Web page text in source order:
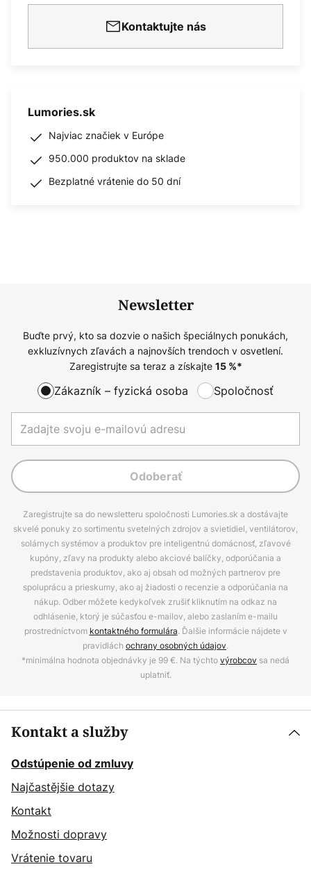
Kontaktujte nás
Lumories.sk
Najviac značiek v Európe
950.000 produktov na sklade
Bezplatné vrátenie do 50 dní
Newsletter
Buďte prvý, kto sa dozvie o našich špeciálnych ponukách,
exkluzívnych zľavách a najnovších trendoch v osvetlení.
Zaregistrujte sa teraz a získajte 15%*
Zákazník – fyzická osoba Spoločnosť
Odoberať
Zaregistrujte sa do newsletteru spoločnosti Lumories.sk a dostávajte
skvelé ponuky zo sortimentu svetelných zdrojov a svietidiel, ventilátorov,
solárnych systémov a produktov pre inteligentnú domácnosť, zľavové
kupóny, zľavy na produkty alebo akciové balíčky, odporúčania a
predstavenia produktov, ako aj obsah od možných partnerov pre
spoluprácu a prieskumy, ako aj žiadosti o recenzie a odporúčania na
nákup. Odber môžete kedykoľvek zrušiť kliknutím na odkaz na
odhlásenie, ktorý je súčasťou e-mailov, alebo zaslaním e-mailu
prostredníctvom kontaktného formulára. Ďalšie informácie nájdete v
pravidlách ochrany osobných údajov.
*minimálna hodnota objednávky je 99 €. Na týchtovýrobcov sa nedá
uplatniť.
Kontakt a služby
Odstúpenie od zmluvy
Najčastějšie dotazy
Kontakt
Možnosti dopravy
Vrátenie tovaru